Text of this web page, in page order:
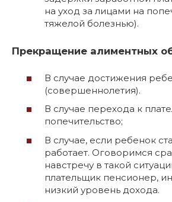
на уход за лицами на
тяжелой болезнью).
Прекращение алиментных
В случае достижения
(совершеннолетия).
В случае перехода к
попечительство;
В случае, если ребенок
работает. Оговоримся
навстречу в такой
плательщик пенсионер,
низкий уровень дохода.